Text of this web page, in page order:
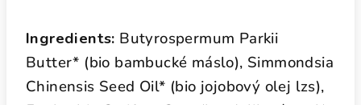
Ingredients: Butyrospermum Parkii
Butter* (bio bambucké máslo), Simmondsia
Chinensis Seed Oil* (bio jojobový olej lzs),